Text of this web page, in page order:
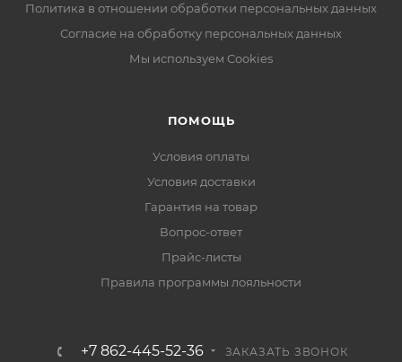
Политика в отношении обработки персональных данных
Согласие на обработку персональных данных
Мы используем Cookies
ПОМОЩЬ
Условия оплаты
Условия доставки
Гарантия на товар
Вопрос-ответ
Прайс-листы
Правила программы лояльности
+7 862-445-52-36 ЗАКАЗАТЬ ЗВОНОК